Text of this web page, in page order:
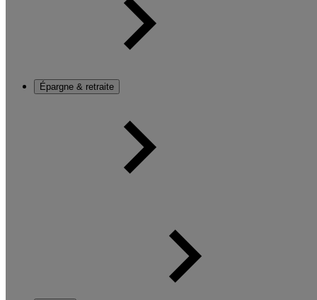
Épargne & retraite